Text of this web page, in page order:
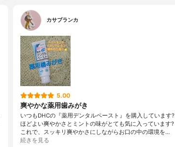
カサブランカ
5.00
爽やかな薬用歯みがき
いつもDHCの『薬用デンタルペースト』を購入しています?
ほどよい爽やかさとミントの味がとても気に入っています?
これで、スッキリ爽やかさにしながらお口の中の環境を…
続きを見る